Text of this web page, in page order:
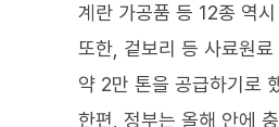
계란 가공품 등 12종 역
또한, 겉보리 등 사료원
약 2만 톤을 공급하기로
한편, 정부는 올해 안에